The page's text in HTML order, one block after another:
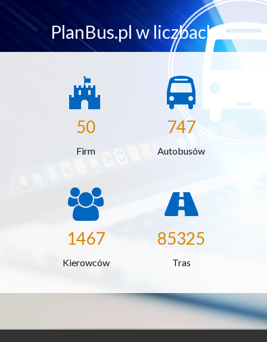
PlanBus.pl w liczbach
50
Firm
747
Autobusów
1467
Kierowców
85325
Tras